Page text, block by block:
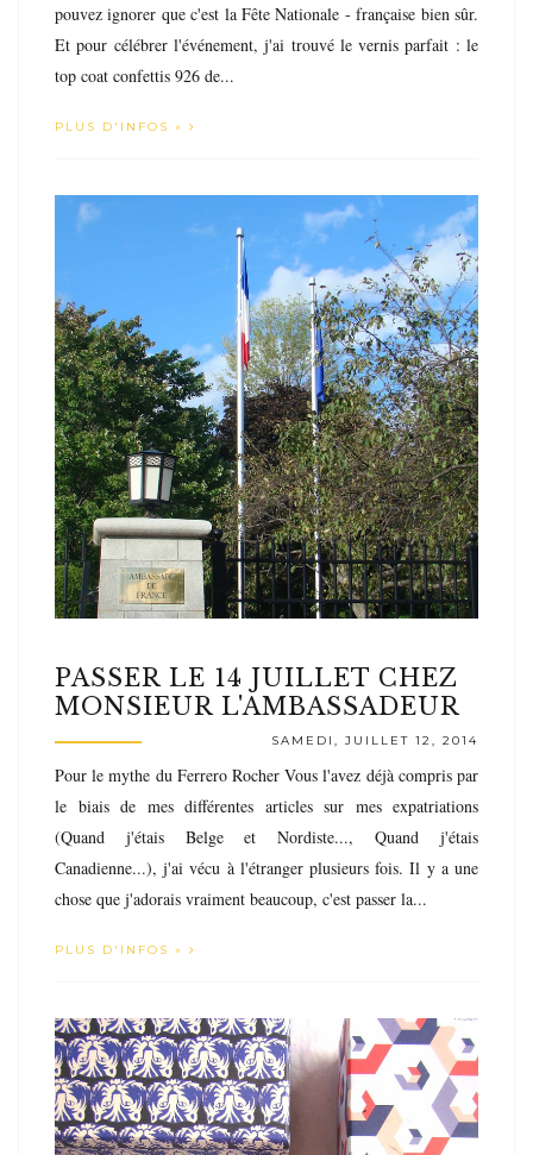
pouvez ignorer que c'est la Fête Nationale - française bien sûr.
Et pour célébrer l'événement, j'ai trouvé le vernis parfait : le
top coat confettis 926 de...
PLUS D'INFOS »
PASSER LE 14 JUILLET CHEZ
MONSIEUR L'AMBASSADEUR
SAMEDI, JUILLET 12, 2014
Pour le mythe du Ferrero Rocher Vous l'avez déjà compris par
le biais de mes différentes articles sur mes expatriations
(Quand j'étais Belge et Nordiste..., Quand j'étais
Canadienne...), j'ai vécu à l'étranger plusieurs fois. Il y a une
chose que j'adorais vraiment beaucoup, c'est passer la...
PLUS D'INFOS »